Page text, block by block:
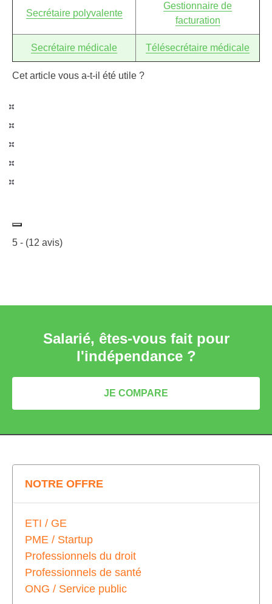
Secrétaire polyvalente
Gestionnaire de
facturation
Secrétaire médicale Télésecrétaire médicale
Cet article vous a-t-il été utile ?
5 - (12 avis)
Salarié, êtes-vous fait pour
l'indépendance ?
JE COMPARE
NOTRE OFFRE
ETI / GE
PME / Startup
Professionnels du droit
Professionnels de santé
ONG / Service public